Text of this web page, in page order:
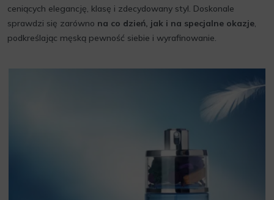
ceniących elegancję, klasę i zdecydowany styl. Doskonale
sprawdzi się zarówno na co dzień, jak i na specjalne okazje,
podkreślając męską pewność siebie i wyrafinowanie.